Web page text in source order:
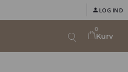
LOG IND
0
Kurv